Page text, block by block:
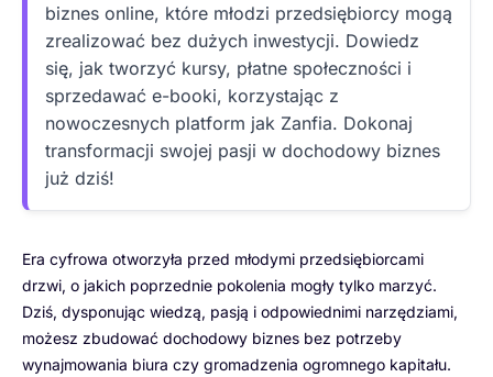
biznes online, które młodzi przedsiębiorcy mogą
zrealizować bez dużych inwestycji. Dowiedz
się, jak tworzyć kursy, płatne społeczności i
sprzedawać e-booki, korzystając z
nowoczesnych platform jak Zanfia. Dokonaj
transformacji swojej pasji w dochodowy biznes
już dziś!
Era cyfrowa otworzyła przed młodymi przedsiębiorcami
drzwi, o jakich poprzednie pokolenia mogły tylko marzyć.
Dziś, dysponując wiedzą, pasją i odpowiednimi narzędziami,
możesz zbudować dochodowy biznes bez potrzeby
wynajmowania biura czy gromadzenia ogromnego kapitału.